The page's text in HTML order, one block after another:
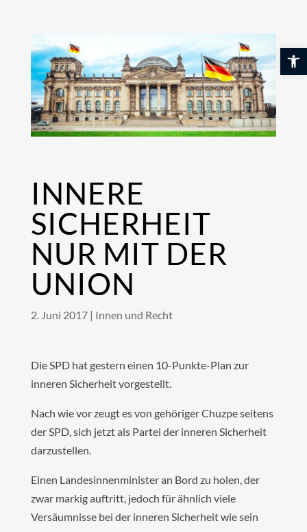
INNERE
SICHERHEIT
NUR MIT DER
UNION
2. Juni 2017| Innen und Recht
Die SPD hat gestern einen 10-Punkte-Plan zur
inneren Sicherheit vorgestellt.
Nach wie vor zeugt es von gehöriger Chuzpe seitens
der SPD, sich jetzt als Partei der inneren Sicherheit
darzustellen.
Einen Landesinnenminister an Bord zu holen, der
zwar markig auftritt, jedoch für ähnlich viele
Versäumnisse bei der inneren Sicherheit wie sein